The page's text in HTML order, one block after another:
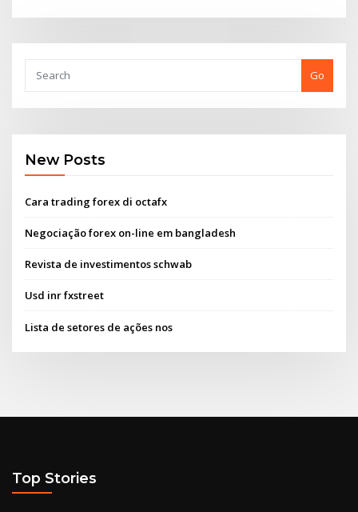
Go
New Posts
Cara trading forex di octafx
Negociação forex on-line em bangladesh
Revista de investimentos schwab
Usd inr fxstreet
Lista de setores de ações nos
Top Stories